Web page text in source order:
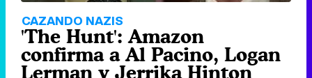
CAZANDO NAZIS
'The Hunt': Amazon
confirma a Al Pacino, Logan
Lerman y Jerrika Hinton